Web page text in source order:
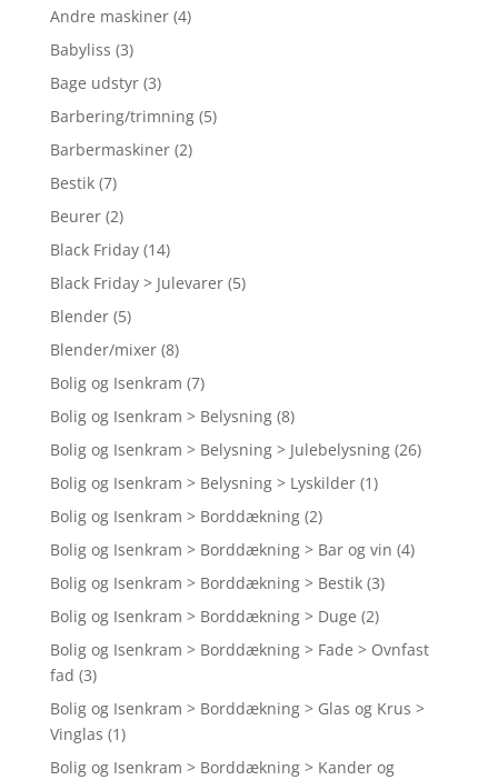
Andre maskiner (4)
Babyliss (3)
Bage udstyr (3)
Barbering/trimning (5)
Barbermaskiner (2)
Bestik (7)
Beurer (2)
Black Friday (14)
Black Friday > Julevarer (5)
Blender (5)
Blender/mixer (8)
Bolig og Isenkram (7)
Bolig og Isenkram > Belysning (8)
Bolig og Isenkram > Belysning > Julebelysning (26)
Bolig og Isenkram > Belysning > Lyskilder (1)
Bolig og Isenkram > Borddækning (2)
Bolig og Isenkram > Borddækning > Bar og vin (4)
Bolig og Isenkram > Borddækning > Bestik (3)
Bolig og Isenkram > Borddækning > Duge (2)
Bolig og Isenkram > Borddækning > Fade > Ovnfast
fad (3)
Bolig og Isenkram > Borddækning > Glas og Krus >
Vinglas (1)
Bolig og Isenkram > Borddækning > Kander og